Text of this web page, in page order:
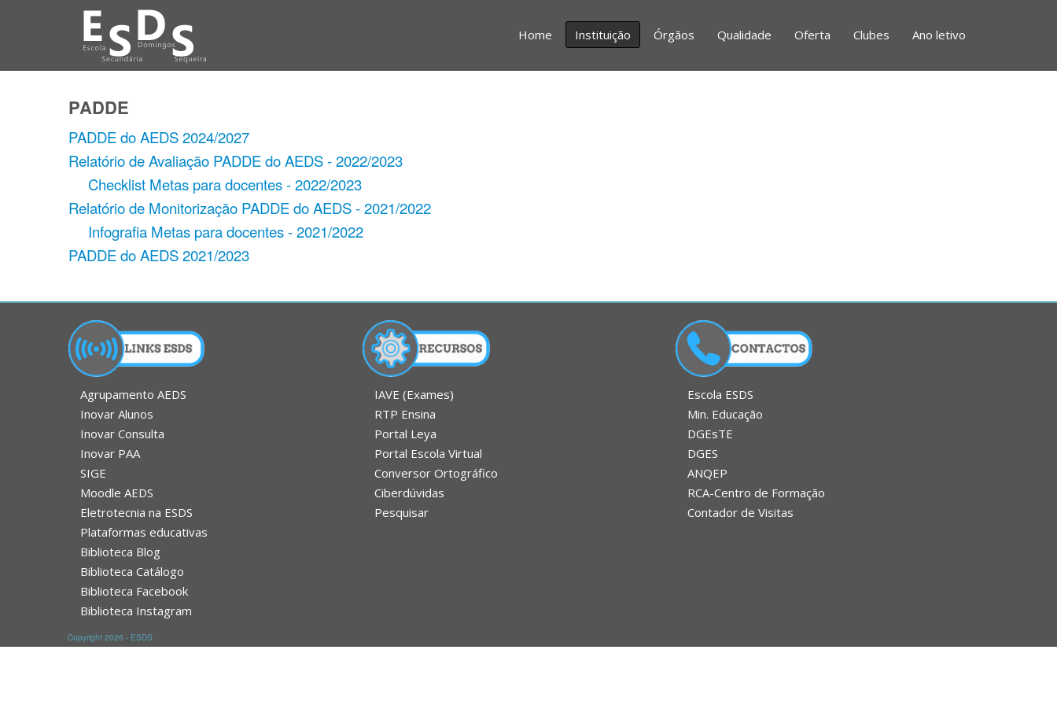
Home Instituição Órgãos Qualidade Oferta Clubes Ano letivo
Copyright 2026 - ESDS
PADDE
PADDE do AEDS 2024/2027
Relatório de Avaliação PADDE do AEDS - 2022/2023
Checklist Metas para docentes - 2022/2023
Relatório de Monitorização PADDE do AEDS - 2021/2022
Infografia Metas para docentes - 2021/2022
PADDE do AEDS 2021/2023
Agrupamento AEDS
Inovar Alunos
Inovar Consulta
Inovar PAA
SIGE
Moodle AEDS
Eletrotecnia na ESDS
Plataformas educativas
Biblioteca Blog
Biblioteca Catálogo
Biblioteca Facebook
Biblioteca Instagram
IAVE (Exames)
RTP Ensina
Portal Leya
Portal Escola Virtual
Conversor Ortográfico
Ciberdúvidas
Pesquisar
Escola ESDS
Min. Educação
DGEsTE
DGES
ANQEP
RCA-Centro de Formação
Contador de Visitas